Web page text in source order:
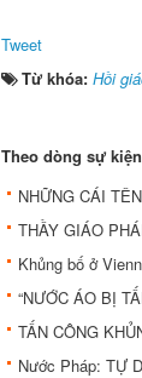
Tweet
Từ khóa: Hồi
Theo dòng sự kiện
NHỮNG CÁI
THẦY GIÁO
Khủng bố ở
“NƯỚC ÁO BỊ
TẤN CÔNG
Nước Pháp: TỰ